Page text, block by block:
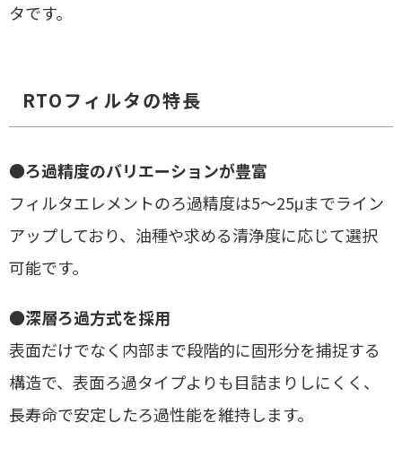
タです。
RTOフィルタの特長
●ろ過精度のバリエーションが豊富
フィルタエレメントのろ過精度は5～25μまでライン
アップしており、油種や求める清浄度に応じて選択
可能です。
●深層ろ過方式を採用
表面だけでなく内部まで段階的に固形分を捕捉する
構造で、表面ろ過タイプよりも目詰まりしにくく、
長寿命で安定したろ過性能を維持します。